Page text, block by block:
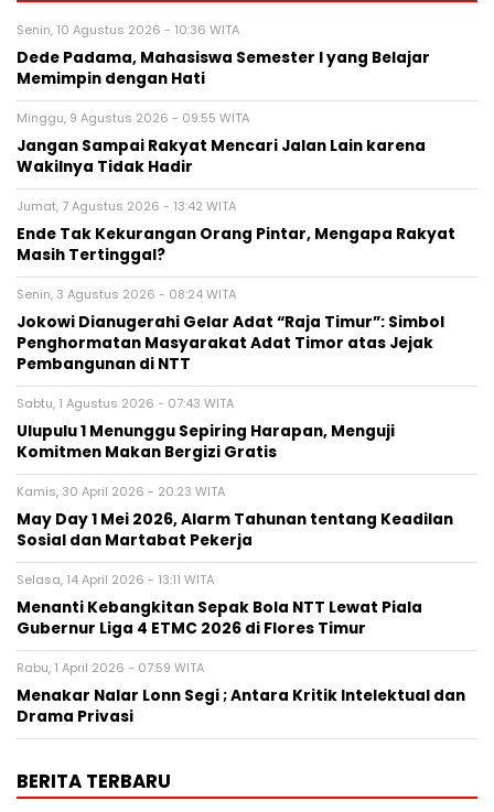
Senin, 10 Agustus 2026 - 10:36 WITA
Dede Padama, Mahasiswa Semester I yang Belajar
Memimpin dengan Hati
Minggu, 9 Agustus 2026 - 09:55 WITA
Jangan Sampai Rakyat Mencari Jalan Lain karena
Wakilnya Tidak Hadir
Jumat, 7 Agustus 2026 - 13:42 WITA
Ende Tak Kekurangan Orang Pintar, Mengapa Rakyat
Masih Tertinggal?
Senin, 3 Agustus 2026 - 08:24 WITA
Jokowi Dianugerahi Gelar Adat “Raja Timur”: Simbol
Penghormatan Masyarakat Adat Timor atas Jejak
Pembangunan di NTT
Sabtu, 1 Agustus 2026 - 07:43 WITA
Ulupulu 1 Menunggu Sepiring Harapan, Menguji
Komitmen Makan Bergizi Gratis
Kamis, 30 April 2026 - 20:23 WITA
May Day 1 Mei 2026, Alarm Tahunan tentang Keadilan
Sosial dan Martabat Pekerja
Selasa, 14 April 2026 - 13:11 WITA
Menanti Kebangkitan Sepak Bola NTT Lewat Piala
Gubernur Liga 4 ETMC 2026 di Flores Timur
Rabu, 1 April 2026 - 07:59 WITA
Menakar Nalar Lonn Segi ; Antara Kritik Intelektual dan
Drama Privasi
BERITA TERBARU